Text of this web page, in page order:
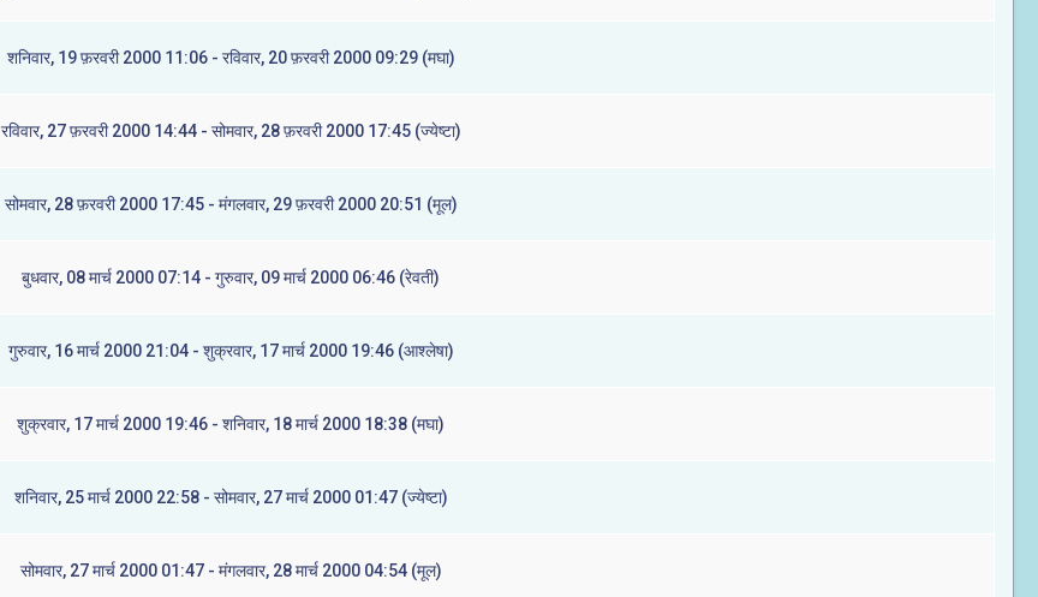
शनिवार, 19 फ़रवरी 2000 11:06 - रविवार, 20 फ़रवरी 2000 09:29 (मघा)
रविवार, 27 फ़रवरी 2000 14:44 - सोमवार, 28 फ़रवरी 2000 17:45 (ज्येष्टा)
सोमवार, 28 फ़रवरी 2000 17:45 - मंगलवार, 29 फ़रवरी 2000 20:51 (मूल)
बुधवार, 08 मार्च 2000 07:14 - गुरुवार, 09 मार्च 2000 06:46 (रेवती)
गुरुवार, 16 मार्च 2000 21:04 - शुक्रवार, 17 मार्च 2000 19:46 (आश्लेषा)
शुक्रवार, 17 मार्च 2000 19:46 - शनिवार, 18 मार्च 2000 18:38 (मघा)
शनिवार, 25 मार्च 2000 22:58 - सोमवार, 27 मार्च 2000 01:47 (ज्येष्टा)
सोमवार, 27 मार्च 2000 01:47 - मंगलवार, 28 मार्च 2000 04:54 (मूल)